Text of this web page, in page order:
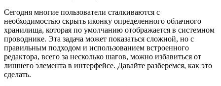
Сегодня многие пользователи сталкиваются с
необходимостью скрыть иконку определенного облачного
хранилища, которая по умолчанию отображается в системном
проводнике. Эта задача может показаться сложной, но с
правильным подходом и использованием встроенного
редактора, всего за несколько шагов, можно избавиться от
лишнего элемента в интерфейсе. Давайте разберемся, как это
сделать.